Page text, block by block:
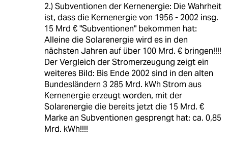
2.) Subventionen der Kernenergie: Die Wahrheit
ist, dass die Kernenergie von 1956 - 2002 insg.
15 Mrd € "Subventionen" bekommen hat:
Alleine die Solarenergie wird es in den
nächsten Jahren auf über 100 Mrd. € bringen!!!!
Der Vergleich der Stromerzeugung zeigt ein
weiteres Bild: Bis Ende 2002 sind in den alten
Bundesländern 3 285 Mrd. kWh Strom aus
Kernenergie erzeugt worden, mit der
Solarenergie die bereits jetzt die 15 Mrd. €
Marke an Subventionen gesprengt hat: ca. 0,85
Mrd. kWh!!!!